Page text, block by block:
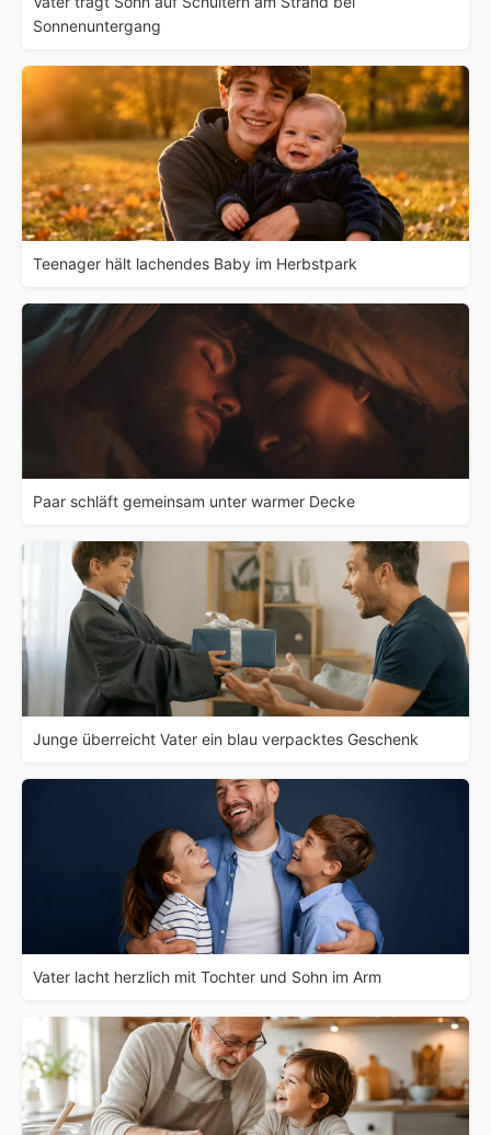
Sonnenuntergang
Teenager hält lachendes Baby im Herbstpark
Paar schläft gemeinsam unter warmer Decke
Junge überreicht Vater ein blau verpacktes Geschenk
Vater lacht herzlich mit Tochter und Sohn im Arm